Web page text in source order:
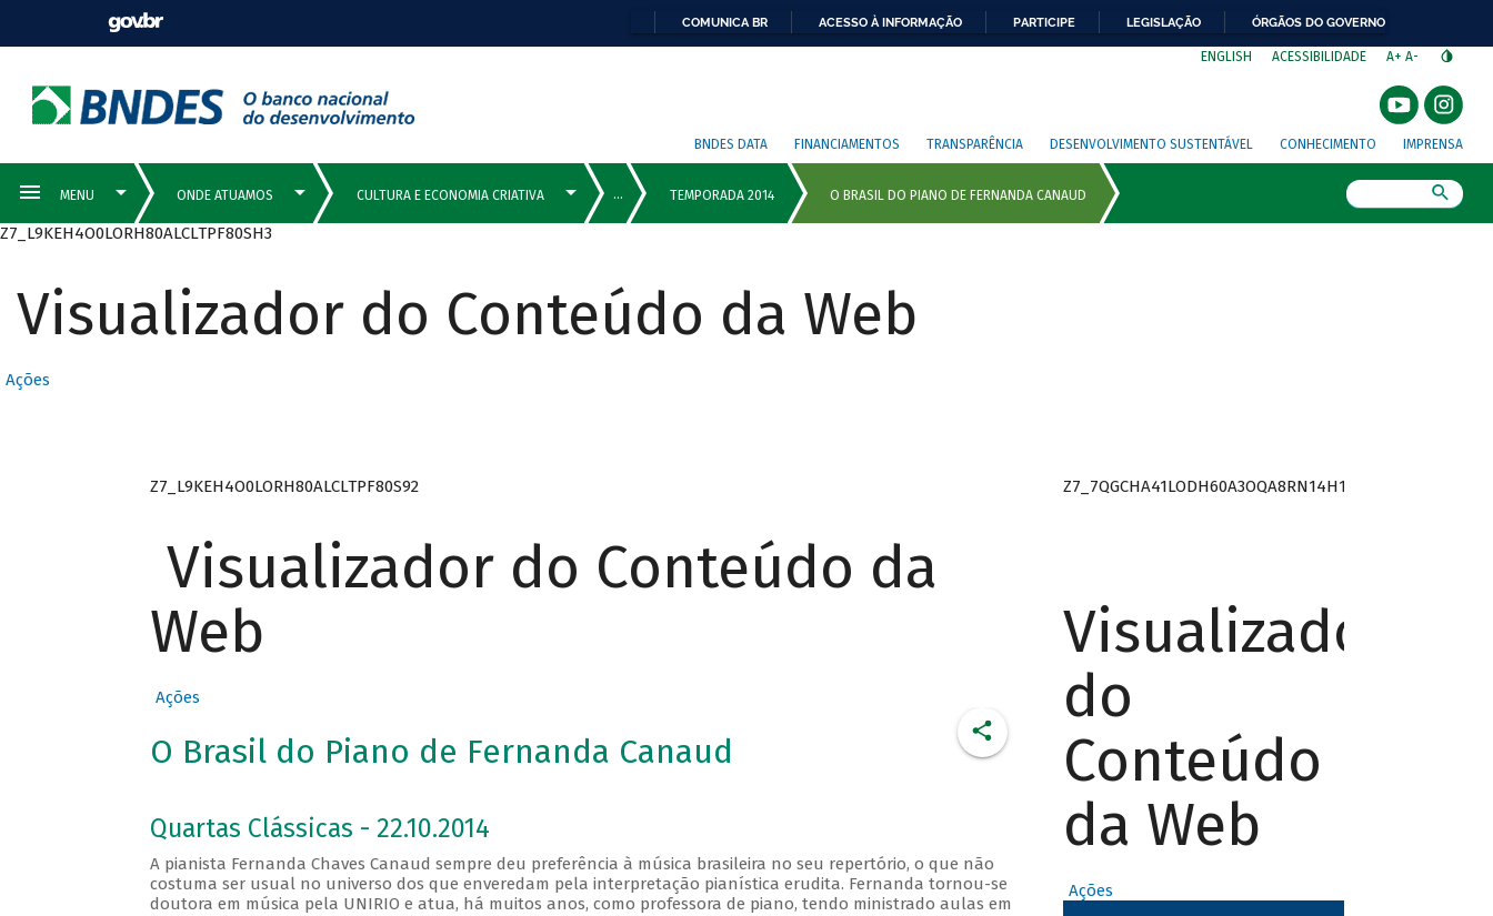
COMUNICA BR ACESSO À INFORMAÇÃO PARTICIPE LEGISLAÇÃO ÓRGÃOS DO GOVERNO
ENGLISH ACESSIBILIDADE A+ A-
BNDES DATA FINANCIAMENTOS TRANSPARÊNCIA DESENVOLVIMENTO SUSTENTÁVEL CONHECIMENTO IMPRENSA
Z7_L9KEH4O0LORH80ALCLTPF80SH3
Visualizador do Conteúdo da Web
Ações
Z7_L9KEH4O0LORH80ALCLTPF80S92
Visualizador do Conteúdo da
Web
Ações
O Brasil do Piano de Fernanda Canaud
Quartas Clássicas - 22.10.2014
A pianista Fernanda Chaves Canaud sempre deu preferência à música brasileira no seu repertório, o que não
costuma ser usual no universo dos que enveredam pela interpretação pianística erudita. Fernanda tornou-se
doutora em música pela UNIRIO e atua, há muitos anos, como professora de piano, tendo ministrado aulas em
Z7_7QGCHA41LODH60A3OQA8RN14H1
Visualizador
do
Conteúdo
da Web
Ações